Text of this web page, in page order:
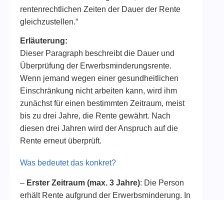
rentenrechtlichen Zeiten der Dauer der Rente
gleichzustellen.“
Erläuterung:
Dieser Paragraph beschreibt die Dauer und
Überprüfung der Erwerbsminderungsrente.
Wenn jemand wegen einer gesundheitlichen
Einschränkung nicht arbeiten kann, wird ihm
zunächst für einen bestimmten Zeitraum, meist
bis zu drei Jahre, die Rente gewährt. Nach
diesen drei Jahren wird der Anspruch auf die
Rente erneut überprüft.
Was bedeutet das konkret?
– Erster Zeitraum (max. 3 Jahre): Die Person
erhält Rente aufgrund der Erwerbsminderung. In